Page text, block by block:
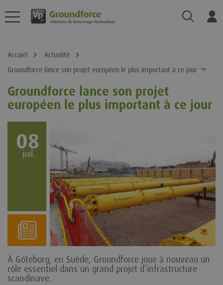
Accuiel
Actualité
Groundforce lance son projet européen le plus important à ce jour
Groundforce lance son projet
européen le plus important à ce jour
08
juil.
À Göteborg, en Suède, Groundforce joue à nouveau un
rôle essentiel dans un grand projet d’infrastructure
scandinave.